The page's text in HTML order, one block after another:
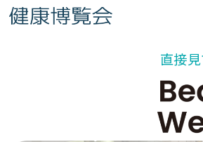
直接